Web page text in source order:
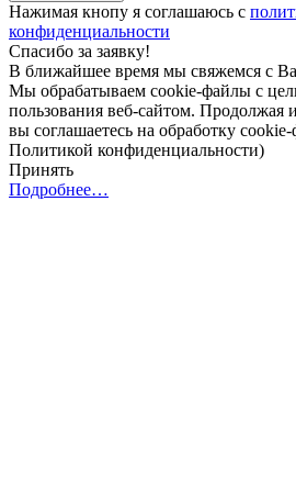
Нажимая кнопу я соглашаюсь с
конфиденциальности
Спасибо за заявку!
В ближайшее время мы свяжемся с
Мы обрабатываем cookie-файлы с
пользования веб-сайтом. Продолжая
вы соглашаетесь на обработку
Политикой конфиденциальности)
Принять
Подробнее…